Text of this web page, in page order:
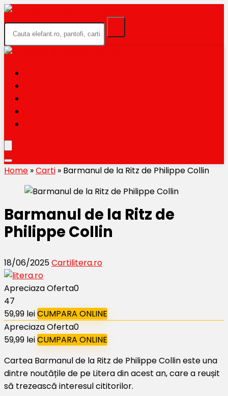
Home »Carti » Barmanul de la Ritz de Philippe Collin
Barmanul de la Ritz de
Philippe Collin
18/06/2025Cartilitera.ro
Apreciaza Oferta0
47
59,99 leiCUMPARA ONLINE
Apreciaza Oferta0
59,99 leiCUMPARA ONLINE
Cartea Barmanul de la Ritz de Philippe Collin este una
dintre noutățile de pe Litera din acest an, care a reușit
să trezească interesul cititorilor.